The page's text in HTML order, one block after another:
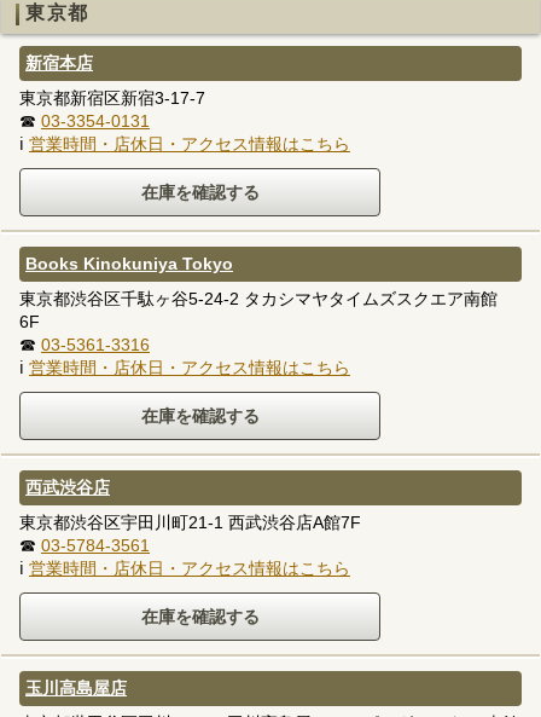
東京都
新宿本店
東京都新宿区新宿3-17-7
☎ 03-3354-0131
ℹ 営業時間・店休日・アクセス情報はこちら
Books Kinokuniya Tokyo
東京都渋谷区千駄ヶ谷5-24-2 タカシマヤタイムズスクエア南館
6F
☎ 03-5361-3316
ℹ 営業時間・店休日・アクセス情報はこちら
西武渋谷店
東京都渋谷区宇田川町21-1 西武渋谷店A館7F
☎ 03-5784-3561
ℹ 営業時間・店休日・アクセス情報はこちら
玉川高島屋店